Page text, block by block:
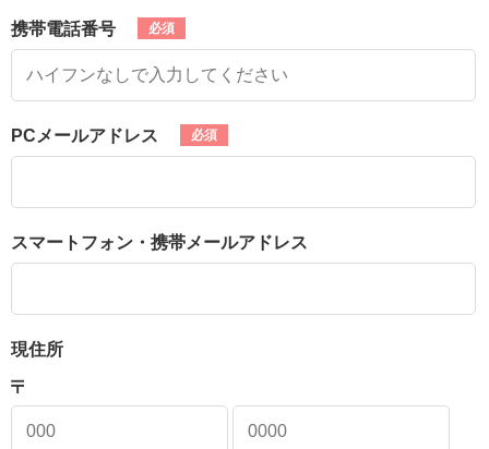
携帯電話番号
PCメールアドレス
スマートフォン・携帯メールアドレス
現住所